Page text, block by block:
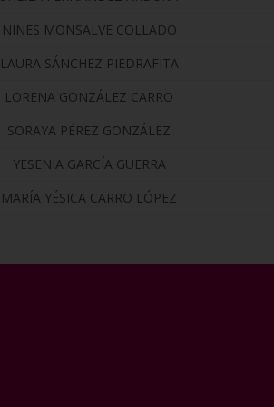
NINES MONSALVE COLLADO
LAURA SÁNCHEZ PIEDRAFITA
LORENA GONZÁLEZ CARRO
SORAYA PÉREZ GONZÁLEZ
YESENIA GARCÍA GUERRA
MARÍA YÉSICA CARRO LÓPEZ